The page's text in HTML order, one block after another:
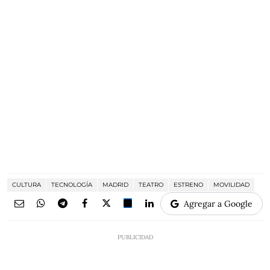
CULTURA TECNOLOGÍA MADRID TEATRO ESTRENO MOVILIDAD
Agregar a Google